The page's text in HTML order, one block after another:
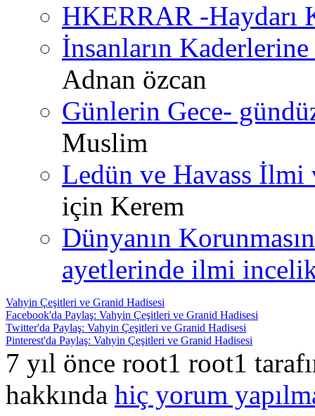
HKERRAR -Haydarı
İnsanların
Adnan özcan
Günlerin Gece-
Muslim
Ledün ve Havass İlmi
için Kerem
Dünyanın
ayetlerinde ilmi
Vahyin Çeşitleri ve Granid Hadisesi
Facebook'da Paylaş: Vahyin Çeşitleri ve Granid Hadisesi
Twitter'da Paylaş: Vahyin Çeşitleri ve Granid Hadisesi
Pinterest'da Paylaş: Vahyin Çeşitleri ve Granid Hadisesi
7 yıl önce root1 root1
hakkında hiç yorum